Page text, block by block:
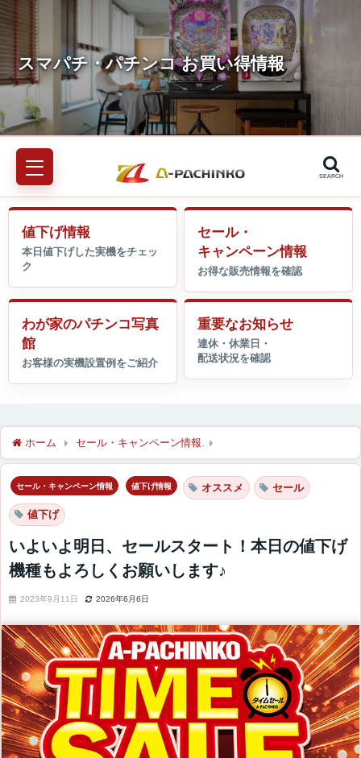
SEARCH
値下げ情報
セール・
キャンペーン情報
わが家のパチンコ写真
館
重要なお知らせ
ホーム セール・キャンペーン情報
セール・キャンペーン情報 値下げ情報 オススメ セール
値下げ
いよいよ明日、セールスタート！本日の値下げ
機種もよろしくお願いします♪
2023年9月11日 2026年6月6日